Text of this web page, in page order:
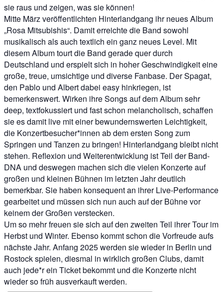
sie raus und zeigen, was sie können!
Mitte März veröffentlichten Hinterlandgang ihr neues Album
„Rosa Mitsubishis“. Damit erreichte die Band sowohl
musikalisch als auch textlich ein ganz neues Level. Mit
diesem Album tourt die Band gerade quer durch
Deutschland und erspielt sich in hoher Geschwindigkeit eine
große, treue, umsichtige und diverse Fanbase. Der Spagat,
den Pablo und Albert dabei easy hinkriegen, ist
bemerkenswert. Wirken ihre Songs auf dem Album sehr
deep, textfokussiert und fast schon melancholisch, schaffen
sie es damit live mit einer bewundernswerten Leichtigkeit,
die Konzertbesucher*innen ab dem ersten Song zum
Springen und Tanzen zu bringen! Hinterlandgang bleibt nicht
stehen. Reflexion und Weiterentwicklung ist Teil der Band-
DNA und deswegen machen sich die vielen Konzerte auf
großen und kleinen Bühnen im letzten Jahr deutlich
bemerkbar. Sie haben konsequent an ihrer Live-Performance
gearbeitet und müssen sich nun auch auf der Bühne vor
keinem der Großen verstecken.
Um so mehr freuen sie sich auf den zweiten Teil ihrer Tour im
Herbst und Winter. Ebenso kommt schon die Vorfreude aufs
nächste Jahr. Anfang 2025 werden sie wieder in Berlin und
Rostock spielen, diesmal in wirklich großen Clubs, damit
auch jede*r ein Ticket bekommt und die Konzerte nicht
wieder so früh ausverkauft werden.